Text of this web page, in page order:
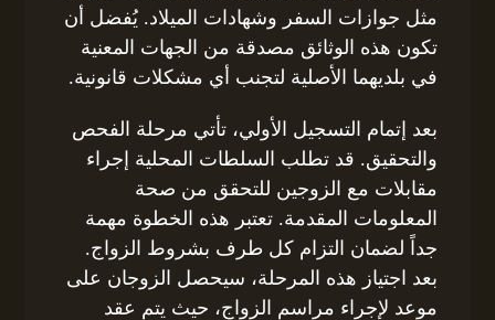
مثل جوازات السفر وشهادات الميلاد. يُفضل أن
تكون هذه الوثائق مصدقة من الجهات المعنية
في بلديهما الأصلية لتجنب أي مشكلات قانونية.
بعد إتمام التسجيل الأولي، تأتي مرحلة الفحص
والتحقيق. قد تطلب السلطات المحلية إجراء
مقابلات مع الزوجين للتحقق من صحة
المعلومات المقدمة. تعتبر هذه الخطوة مهمة
جداً لضمان التزام كل طرف بشروط الزواج.
بعد اجتياز هذه المرحلة، سيحصل الزوجان على
موعد لإجراء مراسم الزواج، حيث يتم عقد